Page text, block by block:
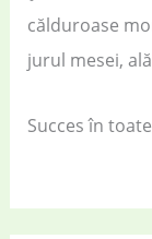
călduroase
jurul mesei,
Succes în